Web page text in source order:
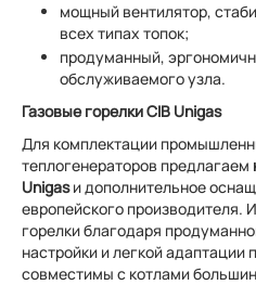
мощный вентилятор,
всех типах топок;
продуманный,
обслуживаемого узла.
Газовые горелки CIB Unigas
Для комплектации
теплогенераторов предлагаем
Unigasи дополнительное
европейского производителя.
горелки благодаря
настройки и легкой адаптации
совместимы с котлами